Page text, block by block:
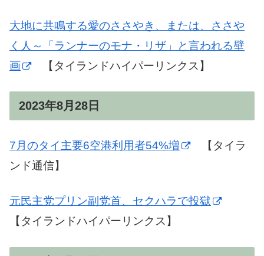
大地に共鳴する愛のささやき、または、ささや
く人～「ランナーのモナ・リザ」と言われる壁
画
【タイランドハイパーリンクス】
2023年8月28日
7月のタイ主要6空港利用者54%増
【タイラ
ンド通信】
元民主党プリン副党首、セクハラで投獄
【タイランドハイパーリンクス】